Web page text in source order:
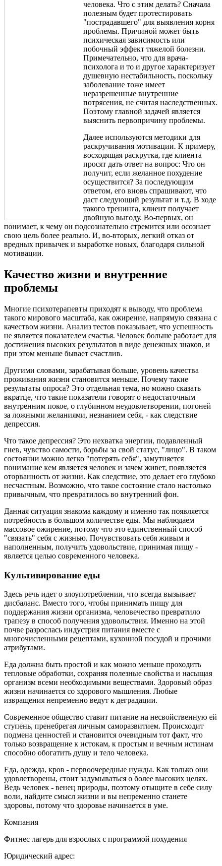
человека. Что с этим делать? Сначала
полезным будет протестировать
"пострадавшего" для выявления корня
проблемы. Причиной может быть
психическая зависимость или
побочный эффект тяжелой болезни.
Примечательно, что для врача-
психолога и то и другое характеризует
душевную нестабильность, поскольку
заболевание тоже имеет
неразрешенные внутренние
потрясения, не считая наследственных.
Поэтому главной задачей является
выяснить первопричину проблемы.
Далее используются методики для
раскручивания мотивации. К примеру,
восходящая раскрутка, где клиента
просят дать ответ на вопрос: Что он
получит, если желанное похудение
осуществится? За последующим
ответом, его вновь спрашивают, что
даст следующий результат и т.д. В ходе
такого тренинга, клиент получает
двойную выгоду. Во-первых, он
понимает, к чему он подсознательно стремится или осознает
свою цель более реально. И, во-вторых, легкий отказ от
вредных привычек и выработке новых, благодаря сильной
мотивации.
Качество жизни и внутренние
проблемы
Многие психотерапевты приходят к выводу, что проблема
такого мирового масштаба, как ожирение, напрямую связана с
качеством жизни. Анализ тестов показывает, что успешность
не является показателем счастья. Человек больше работает для
достижения высоких результатов в виде денежных знаков, и
при этом меньше бывает счастлив.
Другими словами, зарабатывая больше, уровень качества
проживания жизни становится меньше. Почему такие
результаты опроса? Это отдельная тема, но можно сказать
вкратце, что такие показатели говорят о недостаточным
внутренним покое, о глубинном неудовлетворении, погоней
за ложными желаниями, незнанием себя, - как следствие
депрессия.
Что такое депрессия? Это нехватка энергии, подавленный
гнев, чувство самости, борьбы за свой статус, "лицо". В таком
состоянии можно легко "потерять себя", замутняется
понимание кем является человек и зачем живет, появляется
оторванность от жизни. Как следствие, это делает его глубоко
несчастным. Возможно, что такое состояние стало настолько
привычным, что превратилось во внутренний фон.
Данная ситуация знакома каждому и именно так появляется
потребность в большом количестве еды. Мы наблюдаем
массовое ожирение, потому что это единственный способ
"связать" себя с жизнью. Почувствовать себя живым и
наполненным, получить удовольствие, принимая пищу -
является целью современного человека.
Культивирование еды
Здесь речь идет о злоупотреблении, что всегда вызывает
дисбаланс. Вместо того, чтобы принимать пищу для
поддержания жизни организма, человечество превратило
трапезу в способ получения удовольствия. Именно на этой
почве разрослась индустрия питания вместе с
многочисленными рецептами, кухонной посудой и прочими
атрибутами.
Еда должна быть простой и как можно меньше проходить
тепловые обработки, сохраняя полезные свойства и насыщая
организм всеми необходимыми веществами. Здоровый образ
жизни начинается со здорового мышления. Любые
извращения непременно ведут к деградации.
Современное общество ставит питание на несвойственную ей
ступень, пренебрегая личным саморазвитием. Происходит
подмена ценностей и становится очевидным тот факт, что
только возвращение к истокам, к простым и вечным истинам
способно обогатить душу и тело человека.
Еда, одежда, кров - первоочередные нужды. Как только они
удовлетворены, стоит задумываться о более высоких целях.
Ведь человек - венец природы, поэтому отыщите в себе силу
воли, найдите смысл жизни и вы непременно станете
здоровы, потому что здоровье начинается в уме.
Компания
Фитнес лагерь для взрослых с программой похудения
Юридический адрес: